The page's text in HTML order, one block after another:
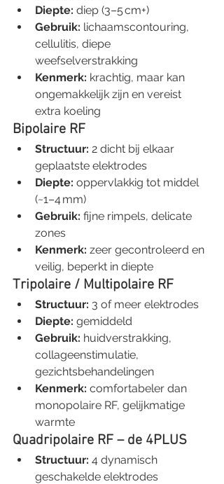
Diepte: diep (3–5 cm+)
Gebruik: lichaamscontouring,
cellulitis, diepe
weefselverstrakking
Kenmerk: krachtig, maar kan
ongemakkelijk zijn en vereist
extra koeling
Bipolaire RF
Structuur: 2 dicht bij elkaar
geplaatste elektrodes
Diepte: oppervlakkig tot middel
(~1–4 mm)
Gebruik: fijne rimpels, delicate
zones
Kenmerk: zeer gecontroleerd en
veilig, beperkt in diepte
Tripolaire / Multipolaire RF
Structuur: 3 of meer elektrodes
Diepte: gemiddeld
Gebruik: huidverstrakking,
collageenstimulatie,
gezichtsbehandelingen
Kenmerk: comfortabeler dan
monopolaire RF, gelijkmatige
warmte
Quadripolaire RF – de 4PLUS
Structuur: 4 dynamisch
geschakelde elektrodes